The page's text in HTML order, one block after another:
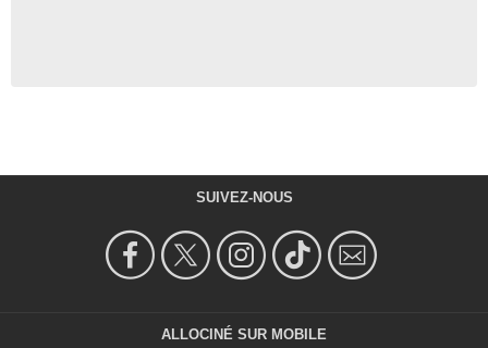
SUIVEZ-NOUS
ALLOCINÉ SUR MOBILE